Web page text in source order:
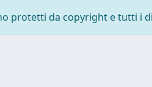
protetti da copyright e tutti i